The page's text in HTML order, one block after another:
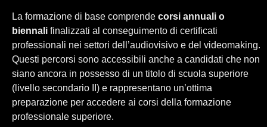
La formazione di base comprende corsi annuali o
biennali finalizzati al conseguimento di certificati
professionali nei settori dell’audiovisivo e del videomaking.
Questi percorsi sono accessibili anche a candidati che non
siano ancora in possesso di un titolo di scuola superiore
(livello secondario II) e rappresentano un’ottima
preparazione per accedere ai corsi della formazione
professionale superiore.